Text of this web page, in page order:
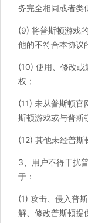
务完全相同或者类
(9) 将普斯顿游戏
他的不符合本协议
(10) 使用、修改
权；
(11) 未从普斯顿官
斯顿游戏或与普斯
(12) 其他未经普斯
3、用户不得干扰
于：
(1) 攻击、侵入普
解、修改普斯顿提